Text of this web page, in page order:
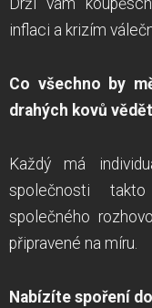
Drží vám
inflaci a krizím
Co všechno by
drahých kovů
Každý má
společnosti
společného
připravené na míru.
Nabízíte spoření